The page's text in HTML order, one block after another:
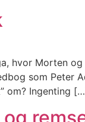
hvor Morten
som Peter
om? Ingenting